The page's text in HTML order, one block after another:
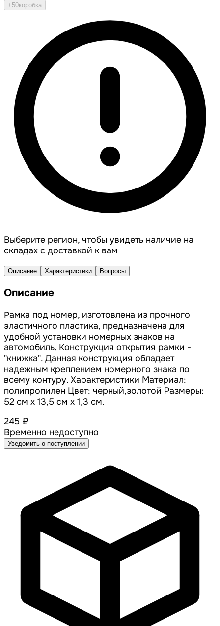
+50коробка
Выберите регион, чтобы увидеть наличие на
складах с доставкой к вам
Описание Характеристики Вопросы
Описание
Рамка под номер, изготовлена из прочного
эластичного пластика, предназначена для
удобной установки номерных знаков на
автомобиль. Конструкция открытия рамки -
"книжка". Данная конструкция обладает
надежным креплением номерного знака по
всему контуру. Характеристики Материал:
полипропилен Цвет: черный,золотой Размеры:
52 см х 13,5 см х 1,3 см.
245 ₽
Временно недоступно
Уведомить о поступлении